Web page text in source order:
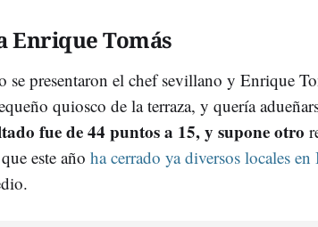
Enrique Tomás
se presentaron el chef sevillano y Enrique
quiosco de la terraza, y quería
fue de 44 puntos a 15, y supone otro
este año ha cerrado ya diversos locales en